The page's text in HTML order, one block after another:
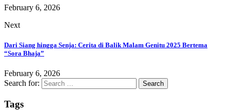
February 6, 2026
Next
Dari Siang hingga Senja: Cerita di Balik Malam Genitu 2025 Bertema
“Sora Bhaja”
February 6, 2026
Search for:
Tags